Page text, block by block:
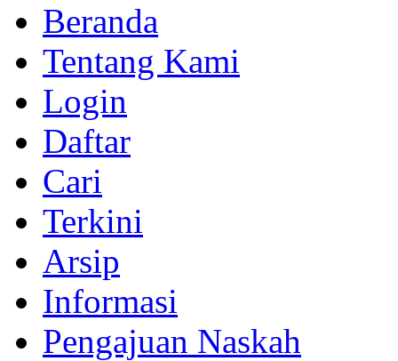
Beranda
Tentang Kami
Login
Daftar
Cari
Terkini
Arsip
Informasi
Pengajuan Naskah